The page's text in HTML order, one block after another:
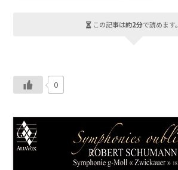
この記事は約2分で読めます。
0